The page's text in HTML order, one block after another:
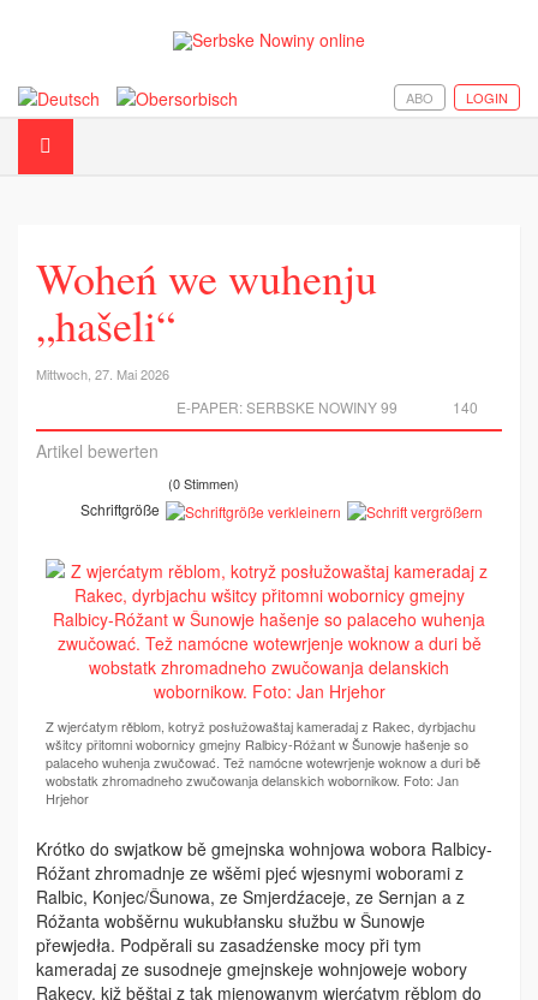
LOGIN
ABO
Woheń we wuhenju
„hašeli“
Mittwoch, 27. Mai 2026
140
E-PAPER:SERBSKE NOWINY 99
Artikel bewerten
(0 Stimmen)
Schriftgröße
Z wjerćatym rěblom, kotryž posłužowaštaj kameradaj z Rakec, dyrbjachu
wšitcy přitomni wobornicy gmejny Ralbicy-Róžant w Šunowje hašenje so
palaceho wuhenja zwučować. Tež namócne wotewrjenje woknow a duri bě
wobstatk zhromadneho zwučowanja delanskich wobornikow. Foto: Jan
Hrjehor
Krótko do swjatkow bě gmejnska wohnjowa wobora Ralbicy-
Róžant zhromadnje ze wšěmi pjeć wjesnymi woborami z
Ralbic, Konjec/Šunowa, ze Smjerdźaceje, ze Sernjan a z
Róžanta wobšěrnu wukubłansku słužbu w Šunowje
přewjedła. Podpěrali su zasadźenske mocy při tym
kameradaj ze susodneje gmejnskeje wohnjoweje wobory
Rakecy, kiž běštaj z tak mjenowanym wjerćatym rěblom do